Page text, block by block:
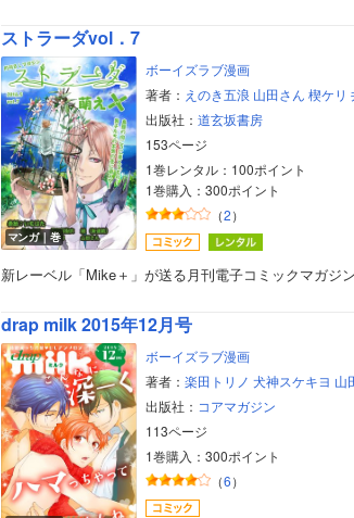
ストラーダvol．7
マンガ｜巻
ボーイズラブ漫画
著者： えのき五浪 山田さん 楔ケリ
出版社： 道玄坂書房
153ページ
1巻レンタル：100ポイント
1巻購入：300ポイント
（2）
新レーベル「Mike＋」が送る月刊電子コミックマガジ
drap milk 2015年12月号
ボーイズラブ漫画
著者： 楽田トリノ 犬神スケキヨ 山
出版社： コアマガジン
113ページ
1巻購入：300ポイント
（6）